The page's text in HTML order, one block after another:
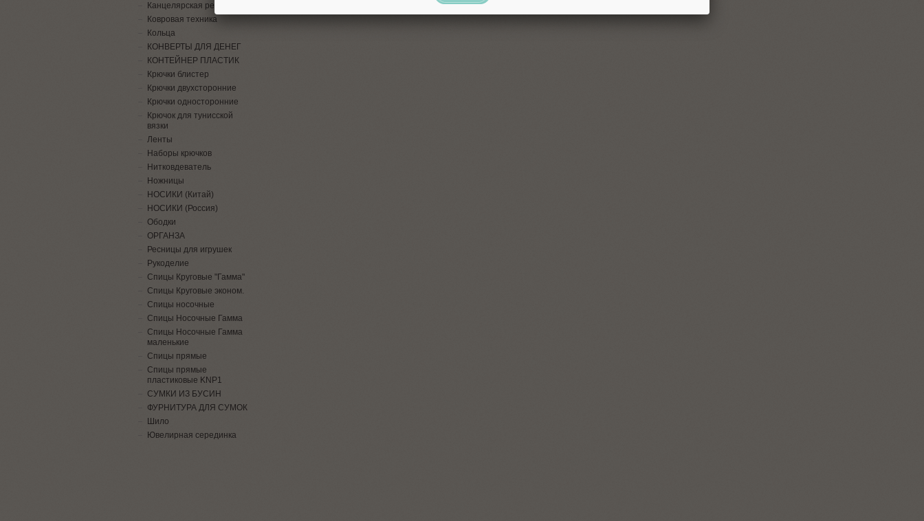
Канцелярская резинка
Ковровая техника
Кольца
КОНВЕРТЫ ДЛЯ ДЕНЕГ
КОНТЕЙНЕР ПЛАСТИК
Крючки блистер
Крючки двухсторонние
Крючки односторонние
Крючок для тунисской
вязки
Ленты
Наборы крючков
Нитковдеватель
Ножницы
НОСИКИ (Китай)
НОСИКИ (Россия)
Ободки
ОРГАНЗА
Ресницы для игрушек
Рукоделие
Спицы Круговые "Гамма"
Спицы Круговые эконом.
Спицы носочные
Спицы Носочные Гамма
Спицы Носочные Гамма
маленькие
Спицы прямые
Спицы прямые
пластиковые KNP1
СУМКИ ИЗ БУСИН
ФУРНИТУРА ДЛЯ СУМОК
Шило
Ювелирная серединка